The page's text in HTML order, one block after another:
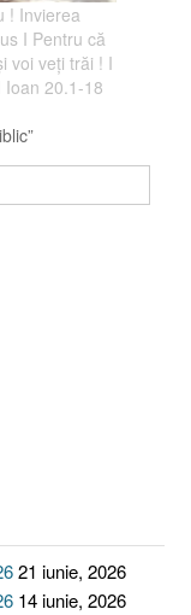
! Invierea
I Pentru că
voi veţi trăi ! I
Ioan 20.1-18
21 iunie, 2026
14 iunie, 2026